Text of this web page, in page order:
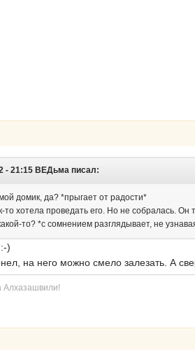
- 21:15 ВЕДьма писал:
домик, да? *прыгает от радости*
то хотела проведать его. Но не собралась. Он
то? *с сомнением разглядывает, не
)
на него можно смело залезать. А
Алхазашвили!